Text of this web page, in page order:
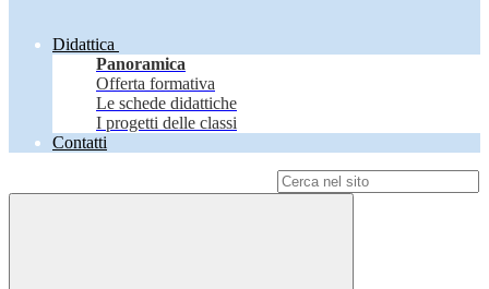
Didattica
Panoramica
Offerta formativa
Le schede didattiche
I progetti delle classi
Contatti